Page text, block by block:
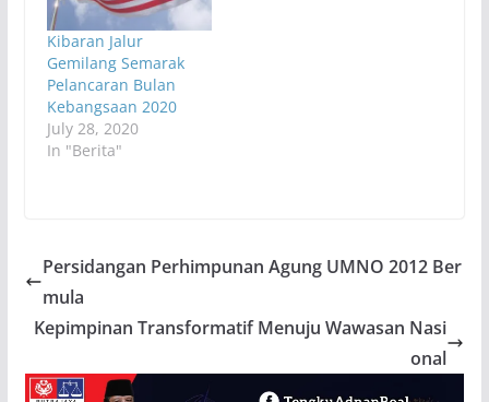
Kibaran Jalur
Gemilang Semarak
Pelancaran Bulan
Kebangsaan 2020
July 28, 2020
In "Berita"
Persidangan Perhimpunan Agung UMNO 2012 Ber
mula
Kepimpinan Transformatif Menuju Wawasan Nasi
onal